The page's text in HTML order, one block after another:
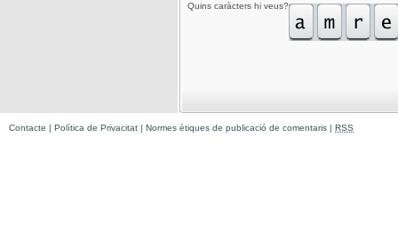
Quins caràcters hi veus?
Contacte | Política de Privacitat | Normes ètiques de publicació de comentaris | RSS